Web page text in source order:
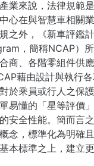
業來說，法律規範
心在與智慧車相關
之外，《新車評鑑
，簡稱NCAP）
商、各階零組件供
藉由設計與執行
於乘員或行人之保
易懂的「星等評價
安全性能。簡而言
念，標準化為明確
本標準之上，建立